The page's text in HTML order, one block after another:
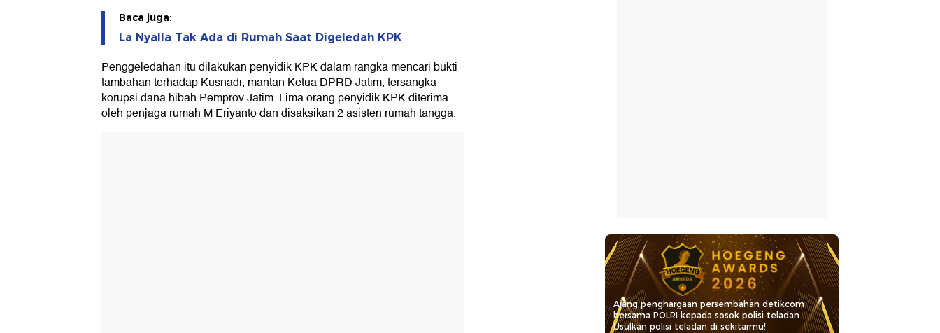
Baca juga:
La Nyalla Tak Ada di Rumah Saat Digeledah KPK
Penggeledahan itu dilakukan penyidik KPK dalam rangka mencari bukti
tambahan terhadap Kusnadi, mantan Ketua DPRD Jatim, tersangka
korupsi dana hibah Pemprov Jatim. Lima orang penyidik KPK diterima
oleh penjaga rumah M Eriyanto dan disaksikan 2 asisten rumah tangga.
Ajang penghargaan persembahan detikcom
bersama POLRI kepada sosok polisi teladan.
Usulkan polisi teladan di sekitarmu!